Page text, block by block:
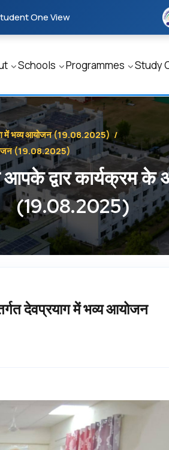
One View
Schools Programmes Study
में भव्य आयोजन (19.08.2025) /
(19.08.2025)
द्वार कार्यक्रम के
(19.08.2025)
देवप्रयाग में भव्य आयोजन